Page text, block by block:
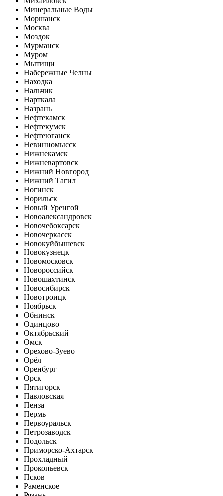
Минеральные Воды
Моршанск
Москва
Моздок
Мурманск
Муром
Мытищи
Набережные Челны
Находка
Нальчик
Нарткала
Назрань
Нефтекамск
Нефтекумск
Нефтеюганск
Невинномысск
Нижнекамск
Нижневартовск
Нижний Новгород
Нижний Тагил
Ногинск
Норильск
Новый Уренгой
Новоалександровск
Новочебоксарск
Новочеркасск
Новокуйбышевск
Новокузнецк
Новомосковск
Новороссийск
Новошахтинск
Новосибирск
Новотроицк
Ноябрьск
Обнинск
Одинцово
Октябрьский
Омск
Орехово-Зуево
Орёл
Оренбург
Орск
Пятигорск
Павловская
Пенза
Пермь
Первоуральск
Петрозаводск
Подольск
Приморско-Ахтарск
Прохладный
Прокопьевск
Псков
Раменское